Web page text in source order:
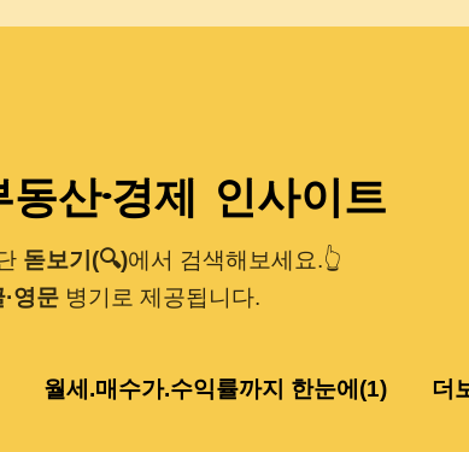
로 건너뛰기
산·경제 인사이트
돋보기(🔍)에서 검색해보세요.👆
영문 병기로 제공됩니다.
월세.매수가.수익률까지 한눈에(1) 더